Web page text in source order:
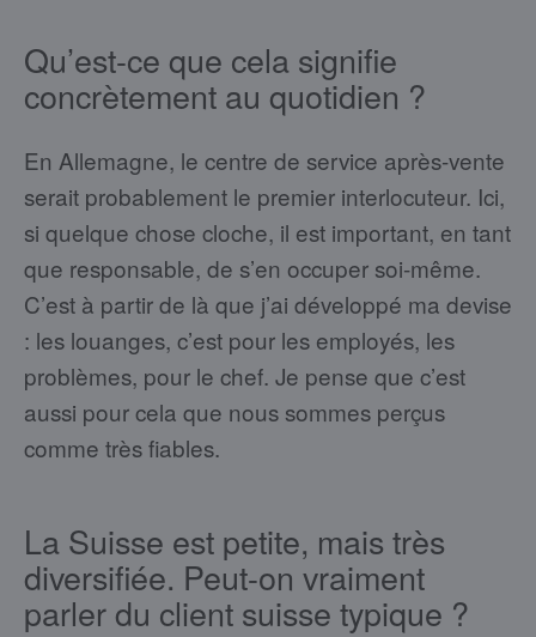
Qu’est-ce que cela signifie
concrètement au quotidien ?
En Allemagne, le centre de service après-vente
serait probablement le premier interlocuteur. Ici,
si quelque chose cloche, il est important, en tant
que responsable, de s’en occuper soi-même.
C’est à partir de là que j’ai développé ma devise
: les louanges, c’est pour les employés, les
problèmes, pour le chef. Je pense que c’est
aussi pour cela que nous sommes perçus
comme très fiables.
La Suisse est petite, mais très
diversifiée. Peut-on vraiment
parler du client suisse typique ?